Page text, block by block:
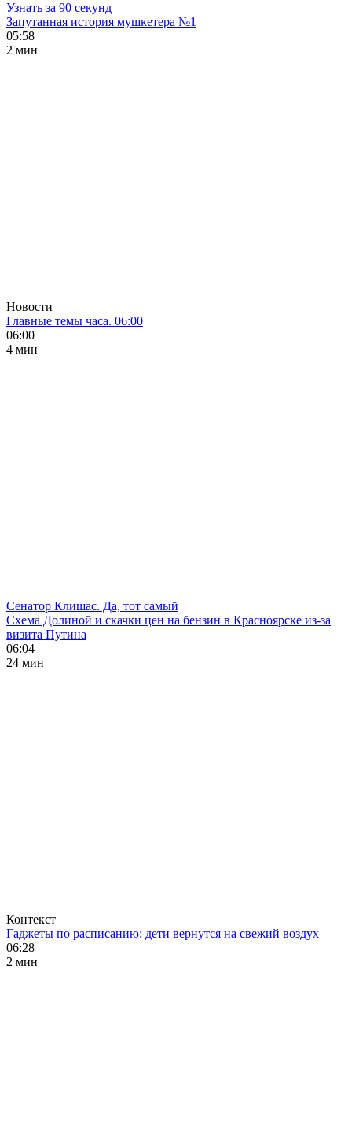
Узнать за 90 секунд
Запутанная история мушкетера №1
05:58
2 мин
Новости
Главные темы часа. 06:00
06:00
4 мин
Сенатор Клишас. Да, тот самый
Схема Долиной и скачки цен на бензин в Красноярске из-за
визита Путина
06:04
24 мин
Контекст
Гаджеты по расписанию: дети вернутся на свежий воздух
06:28
2 мин